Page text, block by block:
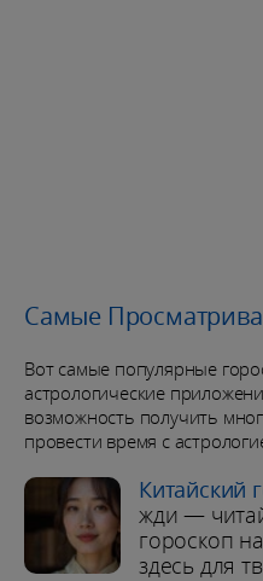
Самые
Вот самые популярные
астрологические
возможность получить
провести время с
Китайский
жди —
гороскоп
здесь для